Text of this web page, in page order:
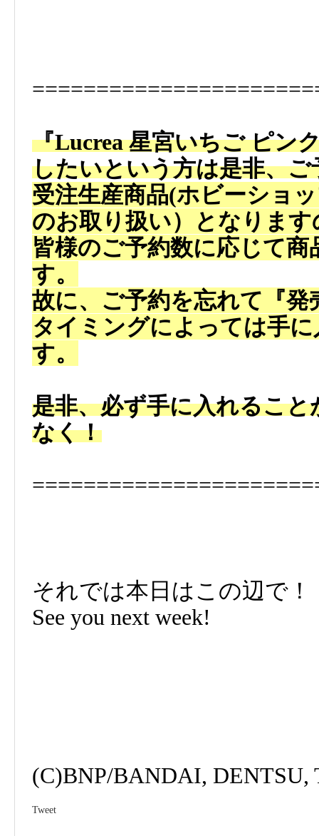
『Lucrea 星宮いちご ピン
したいという方は是非、
受注生産商品(ホビーショ
のお取り扱い）
となります
皆様のご予約数に応じて
す。
故に、ご予約を忘れて『
タイミングによっては手
す。
是非、必ず手に入れるこ
なく！
それでは本日はこの辺で！
See you next week!
(C)BNP/BANDAI, DENTSU,
Tweet